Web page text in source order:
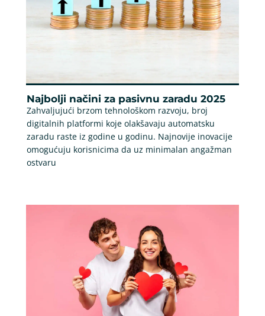
Najbolji načini za pasivnu zaradu 2025
Zahvaljujući brzom tehnološkom razvoju, broj
digitalnih platformi koje olakšavaju automatsku
zaradu raste iz godine u godinu. Najnovije inovacije
omogućuju korisnicima da uz minimalan angažman
ostvaru